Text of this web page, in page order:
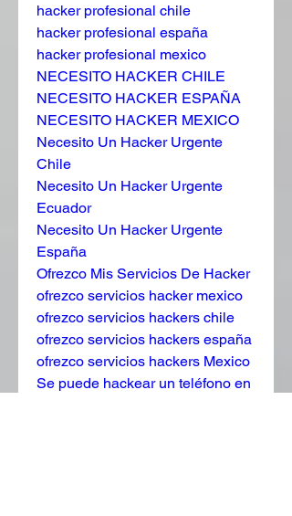
hacker profesional chile
hacker profesional españa
hacker profesional mexico
NECESITO HACKER CHILE
NECESITO HACKER ESPAÑA
NECESITO HACKER MEXICO
Necesito Un Hacker Urgente
Chile
Necesito Un Hacker Urgente
Ecuador
Necesito Un Hacker Urgente
España
Ofrezco Mis Servicios De Hacker
ofrezco servicios hacker mexico
ofrezco servicios hackers chile
ofrezco servicios hackers españa
ofrezco servicios hackers Mexico
Se puede hackear un teléfono en